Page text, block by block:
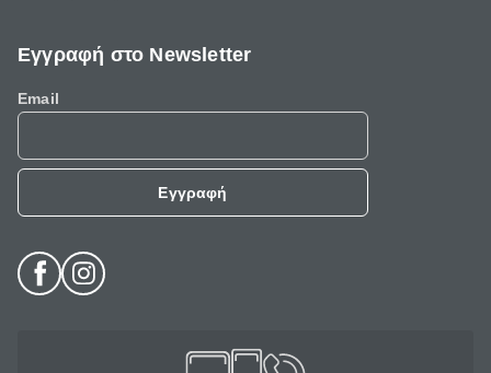
Εγγραφή στο Newsletter
Email
Εγγραφή